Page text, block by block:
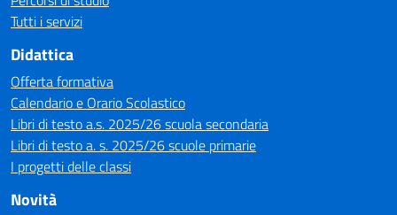
Tutti i servizi
Didattica
Offerta formativa
Calendario e Orario Scolastico
Libri di testo a.s. 2025/26 scuola secondaria
Libri di testo a. s. 2025/26 scuole primarie
I progetti delle classi
Novità